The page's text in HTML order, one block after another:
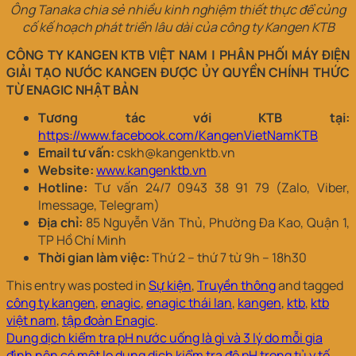
Ông Tanaka chia sẻ nhiều kinh nghiệm thiết thực để củng
cố kế hoạch phát triển lâu dài của công ty Kangen KTB
CÔNG TY KANGEN KTB VIỆT NAM | PHÂN PHỐI MÁY ĐIỆN
GIẢI TẠO NƯỚC KANGEN ĐƯỢC ỦY QUYỀN CHÍNH THỨC
TỪ ENAGIC NHẬT BẢN
Tương tác với KTB tại:
https://www.facebook.com/KangenVietNamKTB
Email tư vấn:cskh@kangenktb.vn
Website:www.kangenktb.vn
Hotline: Tư vấn 24/7 0943 38 91 79 (Zalo, Viber,
Imessage, Telegram)
Địa chỉ: 85 Nguyễn Văn Thủ, Phường Đa Kao, Quận 1,
TP Hồ Chí Minh
Thời gian làm việc:Thứ 2 – thứ 7 từ 9h – 18h30
This entry was posted inSự kiện,Truyền thôngand tagged
công ty kangen,enagic,enagic thái lan, kangen, ktb, ktb
việt nam,tập đoàn Enagic.
Dung dịch kiểm tra pH nước uống là gì và 3 lý do mỗi gia